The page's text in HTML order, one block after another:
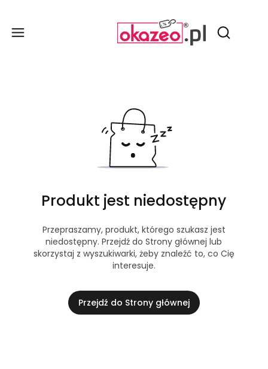
Otwórz
Produkt jest niedostępny
Przepraszamy, produkt, którego szukasz jest
niedostępny. Przejdź do Strony głównej lub
skorzystaj z wyszukiwarki, żeby znaleźć to, co Cię
interesuje.
Przejdź do Strony głównej